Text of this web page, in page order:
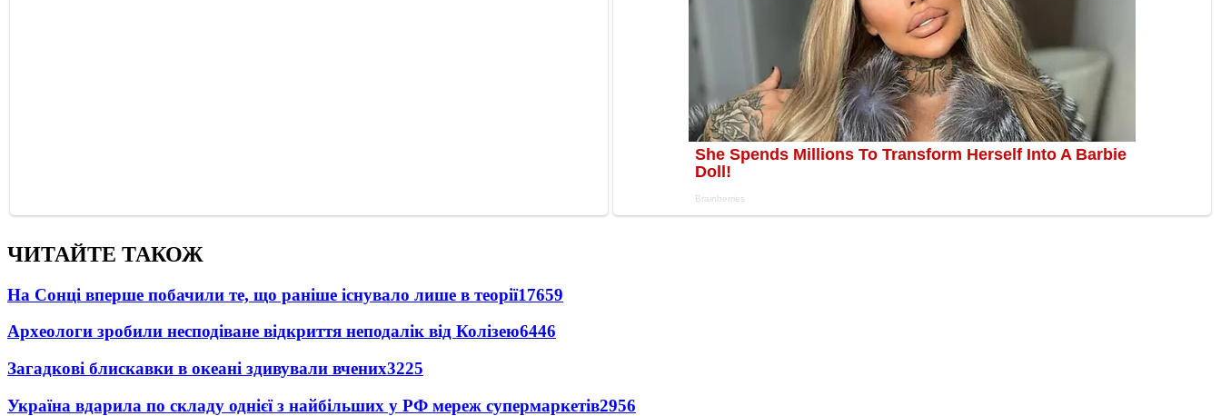
ЧИТАЙТЕ ТАКОЖ
На Сонці вперше побачили те, що раніше існувало лише в теорії17659
Археологи зробили несподіване відкриття неподалік від Колізею6446
Загадкові блискавки в океані здивували вчених3225
Україна вдарила по складу однієї з найбільших у РФ мереж супермаркетів2956